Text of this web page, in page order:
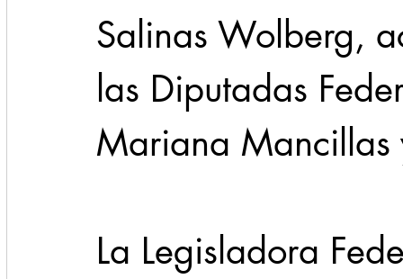
Salinas Wolberg,
las Diputadas
Mariana
La Legisladora